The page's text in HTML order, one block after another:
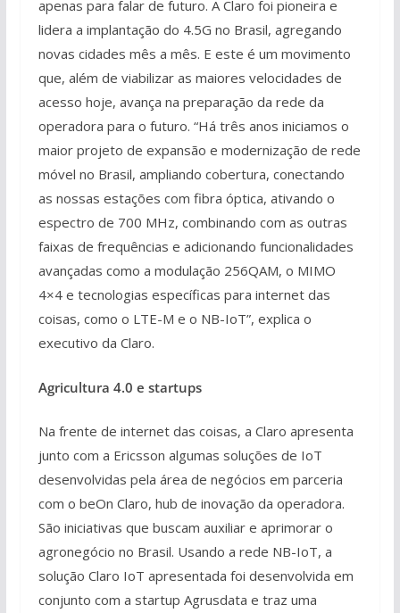
apenas para falar de futuro. A Claro foi pioneira e
lidera a implantação do 4.5G no Brasil, agregando
novas cidades mês a mês. E este é um movimento
que, além de viabilizar as maiores velocidades de
acesso hoje, avança na preparação da rede da
operadora para o futuro. “Há três anos iniciamos o
maior projeto de expansão e modernização de rede
móvel no Brasil, ampliando cobertura, conectando
as nossas estações com fibra óptica, ativando o
espectro de 700 MHz, combinando com as outras
faixas de frequências e adicionando funcionalidades
avançadas como a modulação 256QAM, o MIMO
4×4 e tecnologias específicas para internet das
coisas, como o LTE-M e o NB-IoT”, explica o
executivo da Claro.
Agricultura 4.0 e startups
Na frente de internet das coisas, a Claro apresenta
junto com a Ericsson algumas soluções de IoT
desenvolvidas pela área de negócios em parceria
com o beOn Claro, hub de inovação da operadora.
São iniciativas que buscam auxiliar e aprimorar o
agronegócio no Brasil. Usando a rede NB-IoT, a
solução Claro IoT apresentada foi desenvolvida em
conjunto com a startup Agrusdata e traz uma